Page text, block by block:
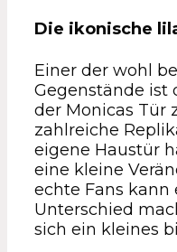
Die ikonische
Einer der wohl
Gegenstände ist
der Monicas Tür
zahlreiche
eigene Haustür
eine kleine
echte Fans kann
Unterschied
sich ein kleines